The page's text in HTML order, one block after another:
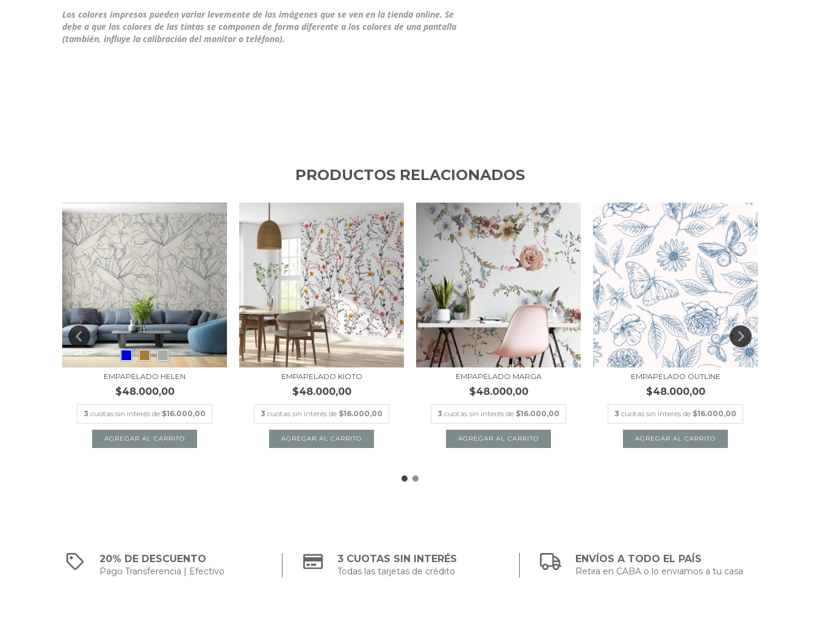
Los colores impresos pueden variar levemente de las imágenes que se ven en la tienda online. Se
debe a que los colores de las tintas se componen de forma diferente a los colores de una pantalla
(también, influye la calibración del monitor o teléfono).
PRODUCTOS RELACIONADOS
EMPAPELADO HELEN
$48.000,00
3 cuotas sin interés de $16.000,00
AGREGAR AL CARRITO
EMPAPELADO KIOTO
$48.000,00
3 cuotas sin interés de $16.000,00
AGREGAR AL CARRITO
EMPAPELADO MARGA
$48.000,00
3 cuotas sin interés de $16.000,00
AGREGAR AL CARRITO
EMPAPELADO OUTLINE
$48.000,00
3 cuotas sin interés de $16.000,00
AGREGAR AL CARRITO
20% DE DESCUENTO
Pago Transferencia | Efectivo
3 CUOTAS SIN INTERÉS
Todas las tarjetas de crédito
ENVÍOS A TODO EL PAÍS
Retira en CABA o lo enviamos a tu casa